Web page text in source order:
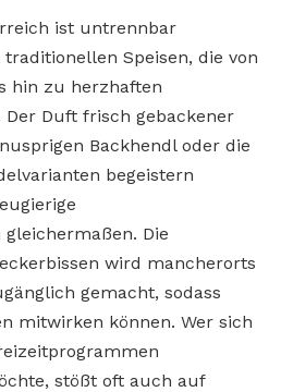
ist untrennbar
Speisen, die von
hin zu herzhaften
Duft frisch gebackener
Backhendl oder die
begeistern
Die
wird mancherorts
gemacht, sodass
mitwirken können. Wer sich
stößt oft auch auf